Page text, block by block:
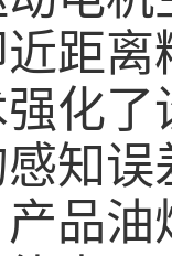
距
强化
知
品